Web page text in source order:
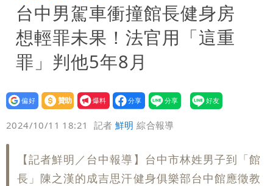
小 明強度有變化
「白海豚」雨炸8縣市！逼近台灣恐擺
盪 這幾區飆豪雨
「最挺台議員」遺作！美參院通過制裁
案 重課俄羅斯500%關稅
姜厚任不信會被嫩女友「辣手摧花」 曝
創演藝工會最遺憾一事
台中男駕車衝撞館長健身房
想輕罪未果！法官用「這重
罪」判他5年8月
設為
贊助
我要
爆料
2024/10/11 18:21 記者鮮明 綜合報導
【記者鮮明／台中報導】台中市林姓男子到「館
長」陳之漢的成吉思汗健身俱樂部台中館應徵教